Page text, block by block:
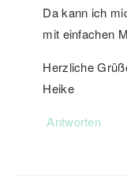
Da kann ich
mit einfachen
Herzliche
Heike
Antworten